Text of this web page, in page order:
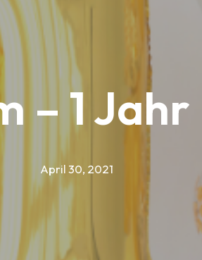
– 1
April 30, 2021